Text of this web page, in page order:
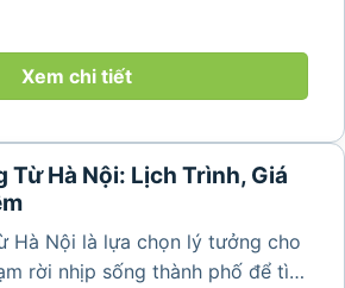
thang xanh mướt và những
ngay trong một hành trình ngắn
di chuyển...
Xem chi tiết
Từ Hà Nội: Lịch Trình, Giá
Hà Nội là lựa chọn lý tưởng cho
rời nhịp sống thành phố để tìm